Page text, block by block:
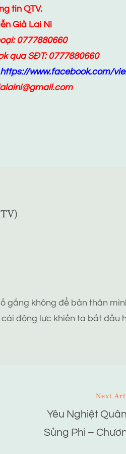
tin QTV.
Giả Lai Ni
0777880660
qua SĐT: 0777880660
https://www.facebook.com/
gắng không để bản thân
động lực khiến ta bắt đầu
Next
Yêu Nghiệt
Sủng Phi –